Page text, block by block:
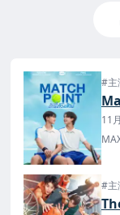
#主
11
#主